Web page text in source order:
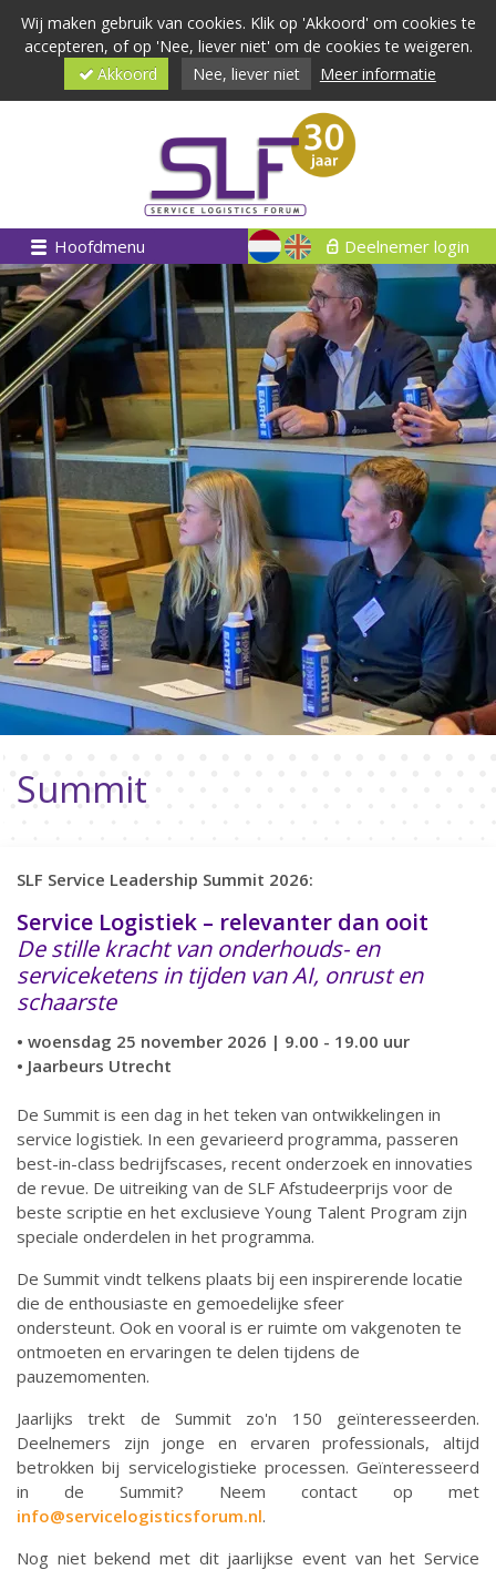
Wij maken gebruik van cookies. Klik op 'Akkoord' om cookies te
accepteren, of op 'Nee, liever niet' om de cookies te weigeren.
Akkoord
Nee, liever niet Meer informatie
Hoofdmenu Deelnemer login
Summit
SLF Service Leadership Summit 2026:
Service Logistiek – relevanter dan ooit
De stille kracht van onderhouds- en
serviceketens in tijden van AI, onrust en
schaarste
• woensdag 25 november 2026 | 9.00 - 19.00 uur
• Jaarbeurs Utrecht
De Summit is een dag in het teken van ontwikkelingen in
service logistiek. In een gevarieerd programma, passeren
best-in-class bedrijfscases, recent onderzoek en innovaties
de revue. De uitreiking van de SLF Afstudeerprijs voor de
beste scriptie en het exclusieve Young Talent Program zijn
speciale onderdelen in het programma.
De Summit vindt telkens plaats bij een inspirerende locatie
die de enthousiaste en gemoedelijke sfeer
ondersteunt. Ook en vooral is er ruimte om vakgenoten te
ontmoeten en ervaringen te delen tijdens de
pauzemomenten.
Jaarlijks trekt de Summit zo'n 150 geïnteresseerden.
Deelnemers zijn jonge en ervaren professionals, altijd
betrokken bij servicelogistieke processen. Geïnteresseerd
in de Summit? Neem contact op met
info@servicelogisticsforum.nl.
Nog niet bekend met dit jaarlijkse event van het Service